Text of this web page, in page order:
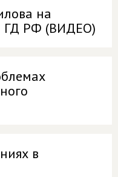
на
ГД РФ (ВИДЕО)
в